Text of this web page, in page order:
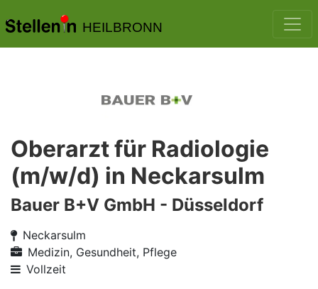
HEILBRONN
Oberarzt für Radiologie
(m/w/d) in Neckarsulm
Bauer B+V GmbH - Düsseldorf
Neckarsulm
Medizin, Gesundheit, Pflege
Vollzeit